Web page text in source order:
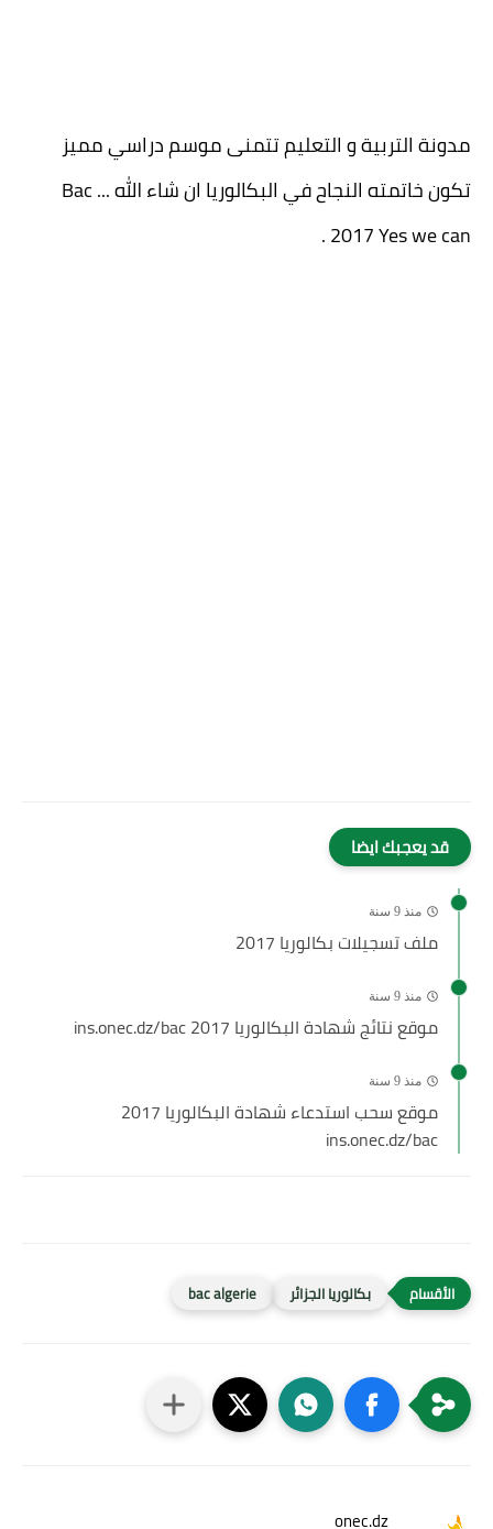
مدونة التربية و التعليم تتمنى موسم دراسي مميز
تكون خاتمته النجاح في البكالوريا ان شاء الله ... Bac
2017 Yes we can .
قد يعجبك ايضا
منذ 9 سنة
ملف تسجيلات بكالوريا 2017
منذ 9 سنة
موقع نتائج شهادة البكالوريا 2017 ins.onec.dz/bac
منذ 9 سنة
موقع سحب استدعاء شهادة البكالوريا 2017
ins.onec.dz/bac
بكالوريا الجزائر bac algerie
onec.dz